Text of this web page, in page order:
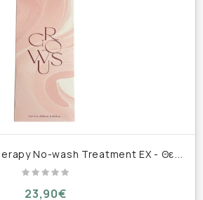
G
rowus Damage Therapy No-wash Treatment EX - Θεραπεία Μαλλιών Χωρίς Ξέβγαλμα 250ml
23,90€